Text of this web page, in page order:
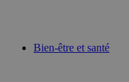
Bien-être et santé